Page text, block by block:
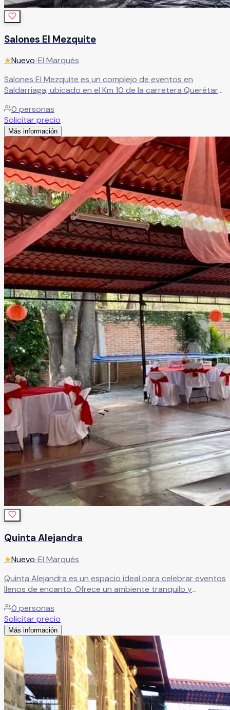
Salones El Mezquite
★Nuevo•El Marqués
Salones El Mezquite es un complejo de eventos en
Saldarriaga, ubicado en el Km 10 de la carretera Querétaro
sociales, corporativos e infantiles. Incluye espacios como
Salón Palapa o Paraíso con alberca y jacuzzi, Salón
Cipreses Kids para niños, así como Salón Cipreses y Salón
Mezquite. Además, ofrece estacionamiento privado para
mayor comodidad. Leer más
0 personas
Solicitar precio
Más información
Quinta Alejandra
★Nuevo•El Marqués
Quinta Alejandra es un espacio ideal para celebrar eventos
llenos de encanto. Ofrece un ambiente tranquilo y
queridos y crear momentos memorables con un servicio
de alta calidad.
0 personas
Solicitar precio
Más información